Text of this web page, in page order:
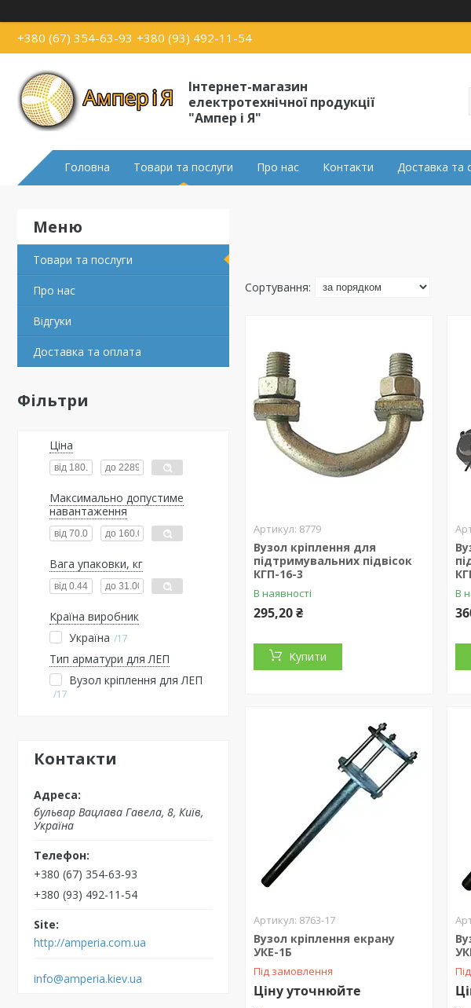
+380 (67) 354-63-93 +380 (93) 492-11-54
Інтернет-магазин
електротехнічної продукції
"Ампер і Я"
Головна Товари та послуги Про нас Контакти Доставка та
Товари та послуги
Про нас
Відгуки
Доставка та оплата
Фільтри
Ціна
Максимально допустиме
навантаження
Вага упаковки, кг
Країна виробник
Україна
17
Тип арматури для ЛЕП
Вузол кріплення для ЛЕП
17
Контакти
бульвар Вацлава Гавела, 8, Київ,
Україна
+380 (67) 354-63-93
+380 (93) 492-11-54
http://amperia.com.ua
info@amperia.kiev.ua
8779
Вузол кріплення для
підтримувальних підвісок
КГП-16-3
В наявності
295,20 ₴
Купити
В
8763-17
Вузол кріплення екрану
УКЕ-1Б
Під замовлення
Ціну уточнюйте